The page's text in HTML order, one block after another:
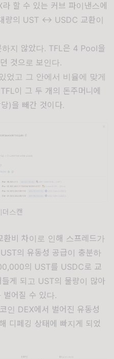
할 수 있는 커브 파이낸스에
의 UST <-> USDC 교환이
지 않았다. TFL은 4 Pool을
것으로 보인다.
었고 그 안에서 비율에 맞게
이 그 두 개의 돈주머니에
)을 빼간 것이다.
더스캔
비 차이로 인해 스프레드가
의 유동성 공급이 충분하
의 UST를 USDC로 교
게 되고 UST의 물량이 많아
벌어질 수 있다.
인 DEX에서 벌어진 유동성
디페깅 상태에 빠지게 되었